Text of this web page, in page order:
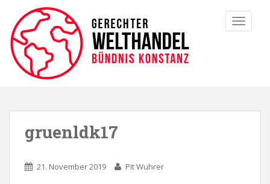
gruenldk17
21. November 2019 Pit Wuhrer